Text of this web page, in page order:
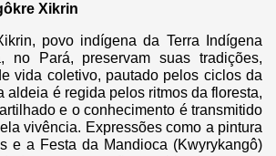
Xikrin
povo indígena da Terra Indígena
no Pará, preservam suas tradições,
vida coletivo, pautado pelos ciclos da
aldeia é regida pelos ritmos da floresta,
e o conhecimento é transmitido
vivência. Expressões como a pintura
e a Festa da Mandioca (Kwyrykangô)